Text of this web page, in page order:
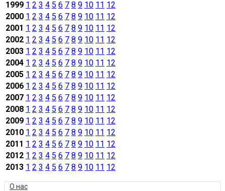
1999 1 2 3 4 5 6 7 8 9 10 11 12
2000 1 2 3 4 5 6 7 8 9 10 11 12
2001 1 2 3 4 5 6 7 8 9 10 11 12
2002 1 2 3 4 5 6 7 8 9 10 11 12
2003 1 2 3 4 5 6 7 8 9 10 11 12
2004 1 2 3 4 5 6 7 8 9 10 11 12
2005 1 2 3 4 5 6 7 8 9 10 11 12
2006 1 2 3 4 5 6 7 8 9 10 11 12
2007 1 2 3 4 5 6 7 8 9 10 11 12
2008 1 2 3 4 5 6 7 8 9 10 11 12
2009 1 2 3 4 5 6 7 8 9 10 11 12
2010 1 2 3 4 5 6 7 8 9 10 11 12
2011 1 2 3 4 5 6 7 8 9 10 11 12
2012 1 2 3 4 5 6 7 8 9 10 11 12
2013 1 2 3 4 5 6 7 8 9 10 11 12
О нас